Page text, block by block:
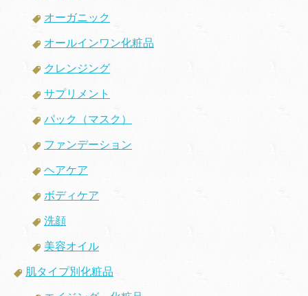
オーガニック
オールインワン化粧品
クレンジング
サプリメント
パック（マスク）
ファンデーション
ヘアケア
ボディケア
洗顔
美容オイル
肌タイプ別化粧品